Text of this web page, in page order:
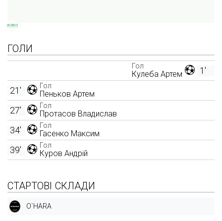
ГОЛИ
1'
Гол
Кулеба Артем
Гол
Пеньков Артем
21'
Гол
Протасов Владислав
27'
Гол
Гасенко Максим
34'
Гол
Куров Андрій
39'
СТАРТОВІ СКЛАДИ
O`HARA